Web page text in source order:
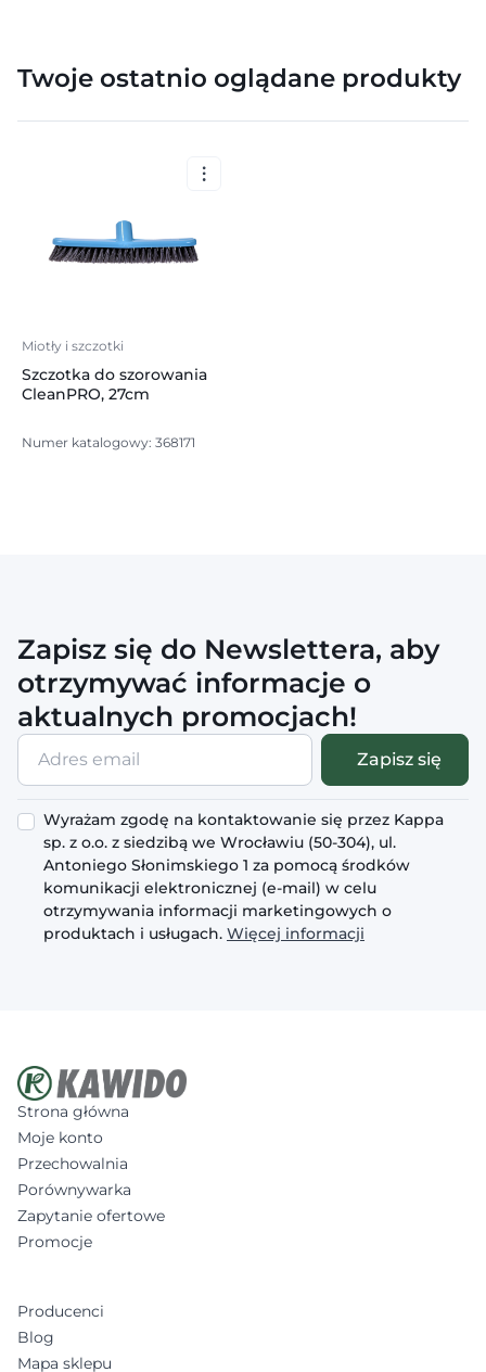
Twoje ostatnio oglądane produkty
Miotły i szczotki
Szczotka do szorowania
CleanPRO, 27cm
Numer katalogowy: 368171
Zapisz się do Newslettera, aby
otrzymywać informacje o
aktualnych promocjach!
Adres
email
Zapisz się
Wyrażam zgodę na kontaktowanie się przez Kappa
sp. z o.o. z siedzibą we Wrocławiu (50-304), ul.
Antoniego Słonimskiego 1 za pomocą środków
komunikacji elektronicznej (e-mail) w celu
otrzymywania informacji marketingowych o
produktach i usługach. Więcej informacji
Strona główna
Moje konto
Przechowalnia
Porównywarka
Zapytanie ofertowe
Promocje
Producenci
Blog
Mapa sklepu